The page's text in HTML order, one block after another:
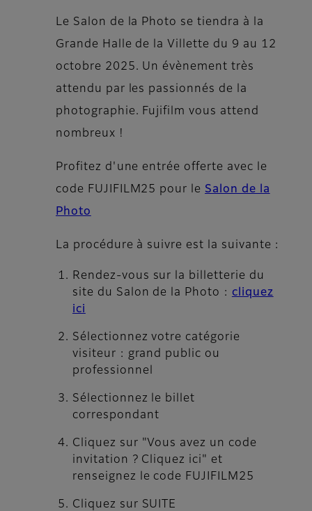
Le Salon de la Photo se tiendra à la
Grande Halle de la Villette du 9 au 12
octobre 2025. Un évènement très
attendu par les passionnés de la
photographie. Fujifilm vous attend
nombreux !
Profitez d'une entrée offerte avec le
code FUJIFILM25 pour le Salon de la
Photo
La procédure à suivre est la suivante :
Rendez-vous sur la billetterie du
site du Salon de la Photo : cliquez
ici
Sélectionnez votre catégorie
visiteur : grand public ou
professionnel
Sélectionnez le billet
correspondant
Cliquez sur "Vous avez un code
invitation ? Cliquez ici" et
renseignez le code FUJIFILM25
Cliquez sur SUITE